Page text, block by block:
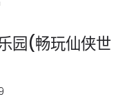
园(畅玩仙侠世